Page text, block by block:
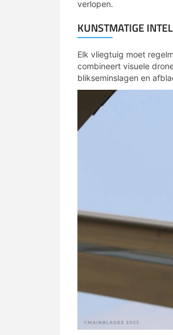
verlopen.
KUNSTMATIGE
Elk vliegtuig moet
combineert visuele
blikseminslagen en